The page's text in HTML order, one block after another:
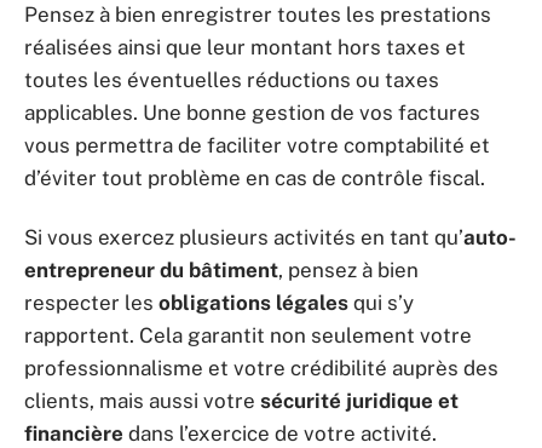
Pensez à bien enregistrer toutes les prestations
réalisées ainsi que leur montant hors taxes et
toutes les éventuelles réductions ou taxes
applicables. Une bonne gestion de vos factures
vous permettra de faciliter votre comptabilité et
d’éviter tout problème en cas de contrôle fiscal.
Si vous exercez plusieurs activités en tant qu’auto-
entrepreneur du bâtiment, pensez à bien
respecter les obligations légales qui s’y
rapportent. Cela garantit non seulement votre
professionnalisme et votre crédibilité auprès des
clients, mais aussi votre sécurité juridique et
financière dans l’exercice de votre activité.